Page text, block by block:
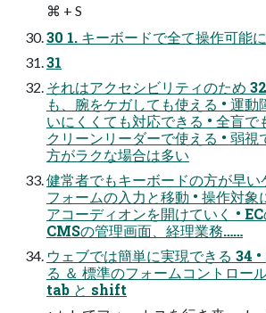
⌘ + S
30 1. キーボードで全て操作可能
31
それはアクセシビリティのため
も、腕をケガしても使える • 運
いにくくても対応できる • 全盲で
クリーンリーダーで使える • 弱
方がラクな場合は多い
健常者でもキーボードの方が早い
フォームの入力と移動 • 操作対象
アコーディオンを開けていく • EC
CMSの管理画面、経理業務……
ウェブでは簡単に実現できる 34
る ＆ 標準のフォームコントロー
tab と shift